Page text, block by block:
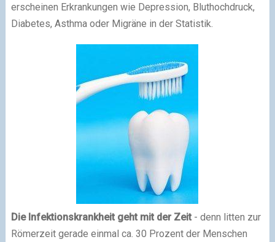
erscheinen Erkrankungen wie Depression, Bluthochdruck,
Diabetes, Asthma oder Migräne in der Statistik.
Die Infektionskrankheit geht mit der Zeit - denn litten zur
Römerzeit gerade einmal ca. 30 Prozent der Menschen